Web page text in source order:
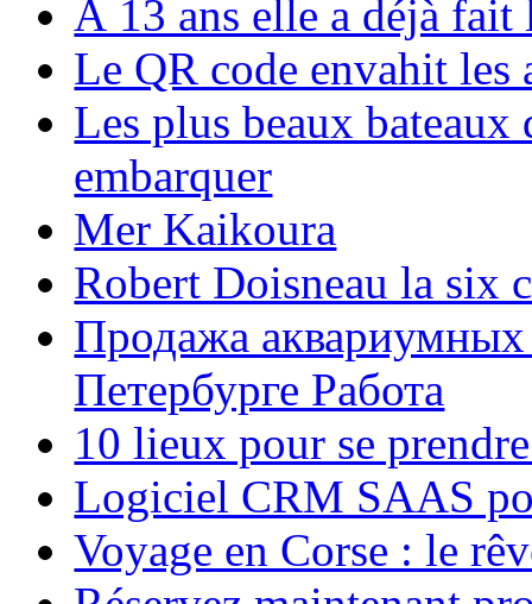
À 13 ans elle a déjà
Le QR code envahit les
Les plus beaux bateaux
embarquer
Mer Kaikoura
Robert Doisneau la six
Продажа аквариумных
Петербурге Работа
10 lieux pour se
Logiciel CRM SAAS
Voyage en Corse : le